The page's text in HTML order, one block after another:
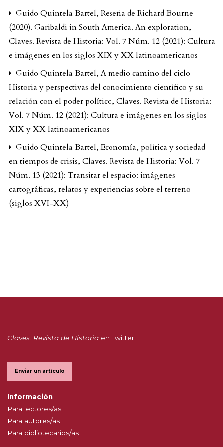
Guido Quintela Bartel, Reseña de Richard Bourne
(2020). Garibaldi in South America. An exploration,
Claves. Revista de Historia: Vol. 7 Núm. 12 (2021): Cultura
e imágenes en los siglos XIX y XX latinoamericanos
Guido Quintela Bartel,A medio camino del ciclo
Historia y perspectivas del conocimiento científico y su
relación con el poder político, Claves. Revista de Historia:
Vol. 7 Núm. 12 (2021): Cultura e imágenes en los siglos
XIX y XX latinoamericanos
Guido Quintela Bartel,Economía, política y sociedad
en tiempos de crisis, Claves. Revista de Historia: Vol. 7
Núm. 13 (2021): Transitar el espacio: imágenes
cartográficas, relatos y experiencias sobre el terreno
(siglos XVI-XX)
Claves. Revista de Historia en Twitter
Enviar un artículo
Información
Para lectores/as
Para autores/as
Para bibliotecarios/as